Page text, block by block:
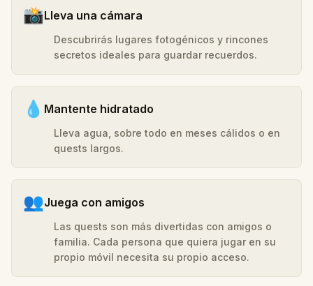
📸Lleva una cámara
Descubrirás lugares fotogénicos y rincones
secretos ideales para guardar recuerdos.
💧 Mantente hidratado
Lleva agua, sobre todo en meses cálidos o en
quests largos.
👥Juega con amigos
Las quests son más divertidas con amigos o
familia. Cada persona que quiera jugar en su
propio móvil necesita su propio acceso.